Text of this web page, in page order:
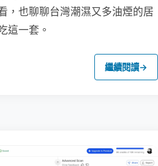
，也聊聊台灣潮濕又多油煙的居
這一套。
繼續閱讀→